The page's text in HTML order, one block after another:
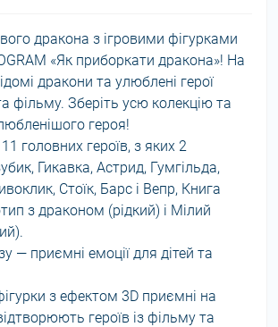
дракона з ігровими фігурками
«Як приборкати дракона»! На
дракони та улюблені герої
фільму. Зберіть усю колекцію та
героя!
головних героїв, з яких 2
Гикавка, Астрид, Гумгільда,
Стоїк, Барс і Вепр, Книга
з драконом (рідкий) і Мілий
— приємні емоції для дітей та
з ефектом 3D приємні на
героїв із фільму та